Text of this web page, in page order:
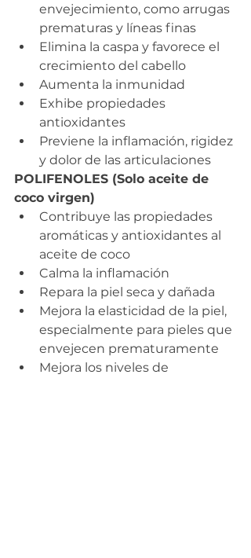
envejecimiento, como arrugas
prematuras y líneas finas
Elimina la caspa y favorece el
crecimiento del cabello
Aumenta la inmunidad
Exhibe propiedades
antioxidantes
Previene la inflamación, rigidez
y dolor de las articulaciones
POLIFENOLES (Solo aceite de
coco virgen)
Contribuye las propiedades
aromáticas y antioxidantes al
aceite de coco
Calma la inflamación
Repara la piel seca y dañada
Mejora la elasticidad de la piel,
especialmente para pieles que
envejecen prematuramente
Mejora los niveles de